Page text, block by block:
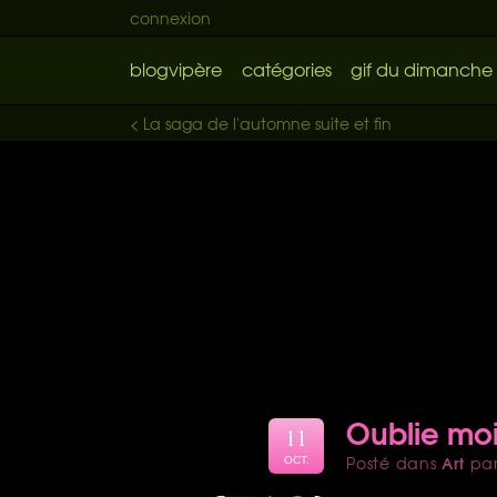
connexion
blogvipère catégories gif du dimanche
< La saga de l'automne suite et fin
Oublie moi
Posté dansArt par
11
OCT.